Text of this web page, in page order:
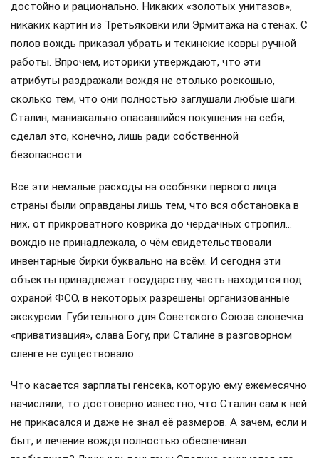
достойно и рационально. Никаких «золотых унитазов»,
никаких картин из Третьяковки или Эрмитажа на стенах. С
полов вождь приказал убрать и текинские ковры ручной
работы. Впрочем, историки утверждают, что эти
атрибуты раздражали вождя не столько роскошью,
сколько тем, что они полностью заглушали любые шаги.
Сталин, маниакально опасавшийся покушения на себя,
сделал это, конечно, лишь ради собственной
безопасности.
Все эти немалые расходы на особняки первого лица
страны были оправданы лишь тем, что вся обстановка в
них, от прикроватного коврика до чердачных стропил…
вождю не принадлежала, о чём свидетельствовали
инвентарные бирки буквально на всём. И сегодня эти
объекты принадлежат государству, часть находится под
охраной ФСО, в некоторых разрешены организованные
экскурсии. Губительного для Советского Союза словечка
«приватизация», слава Богу, при Сталине в разговорном
сленге не существовало…
Что касается зарплаты генсека, которую ему ежемесячно
начисляли, то достоверно известно, что Сталин сам к ней
не прикасался и даже не знал её размеров. А зачем, если и
быт, и лечение вождя полностью обеспечивал